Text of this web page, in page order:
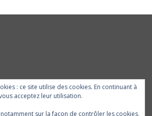
: ce site utilise des cookies. En continuant à
acceptez leur utilisation.
sur la façon de contrôler les cookies,